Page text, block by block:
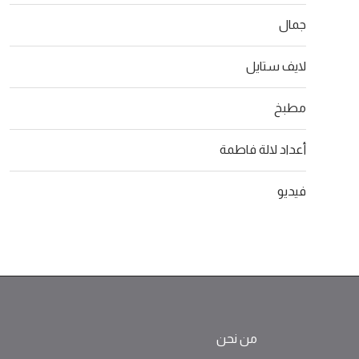
جمال
لايف ستايل
مطبخ
أعداد لالة فاطمة
فيديو
من نحن